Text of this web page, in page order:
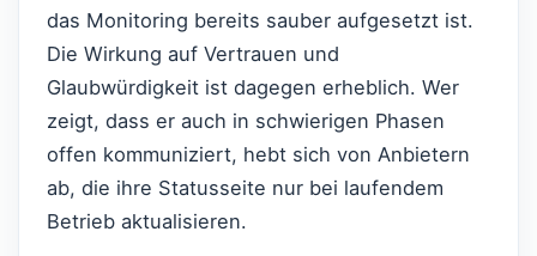
das Monitoring bereits sauber aufgesetzt ist.
Die Wirkung auf Vertrauen und
Glaubwürdigkeit ist dagegen erheblich. Wer
zeigt, dass er auch in schwierigen Phasen
offen kommuniziert, hebt sich von Anbietern
ab, die ihre Statusseite nur bei laufendem
Betrieb aktualisieren.